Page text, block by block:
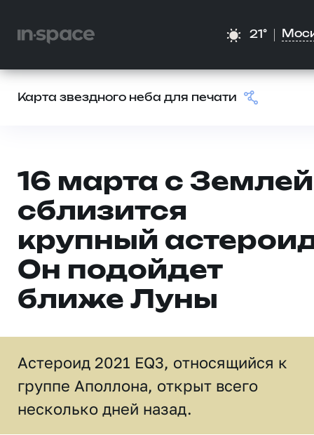
21°
Карта звездного неба для печати
16 марта с Землей
сблизится
крупный
Он подойдет
ближе Луны
Астероид 2021 EQ3, относящийся к
группе Аполлона, открыт всего
несколько дней назад.